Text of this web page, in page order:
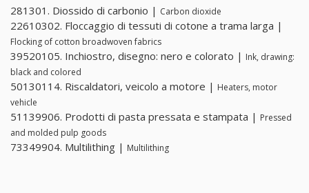
281301. Diossido di carbonio | Carbon dioxide
22610302. Floccaggio di tessuti di cotone a trama larga |
Flocking of cotton broadwoven fabrics
39520105. Inchiostro, disegno: nero e colorato | Ink, drawing:
black and colored
50130114. Riscaldatori, veicolo a motore | Heaters, motor
vehicle
51139906. Prodotti di pasta pressata e stampata | Pressed
and molded pulp goods
73349904. Multilithing | Multilithing